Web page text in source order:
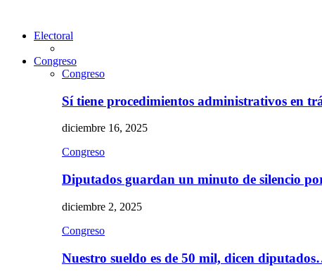
Electoral
Congreso
Congreso
Sí tiene procedimientos administrativos en
diciembre 16, 2025
Congreso
Diputados guardan un minuto de silencio
diciembre 2, 2025
Congreso
Nuestro sueldo es de 50 mil, dicen